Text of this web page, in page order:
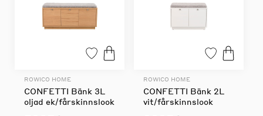
ROWICO HOME
CONFETTI Bänk 3L
oljad ek/fårskinnslook
ROWICO HOME
CONFETTI Bänk 2L
vit/fårskinnslook